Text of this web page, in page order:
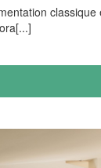
classique